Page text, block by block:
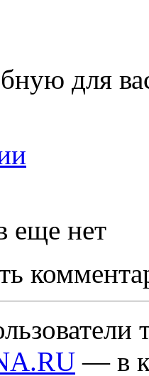
для
еще нет
— в